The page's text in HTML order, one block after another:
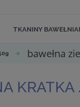
TKANINY
bawełna